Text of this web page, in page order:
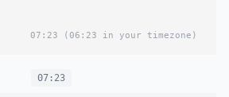
07:23 (06:23 in your timezone)
07:23